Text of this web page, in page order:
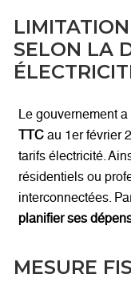
SELON LA
Le gouvernement
TTC au 1er février
tarifs électricité.
résidentiels ou
interconnectées.
planifier ses
MESURE